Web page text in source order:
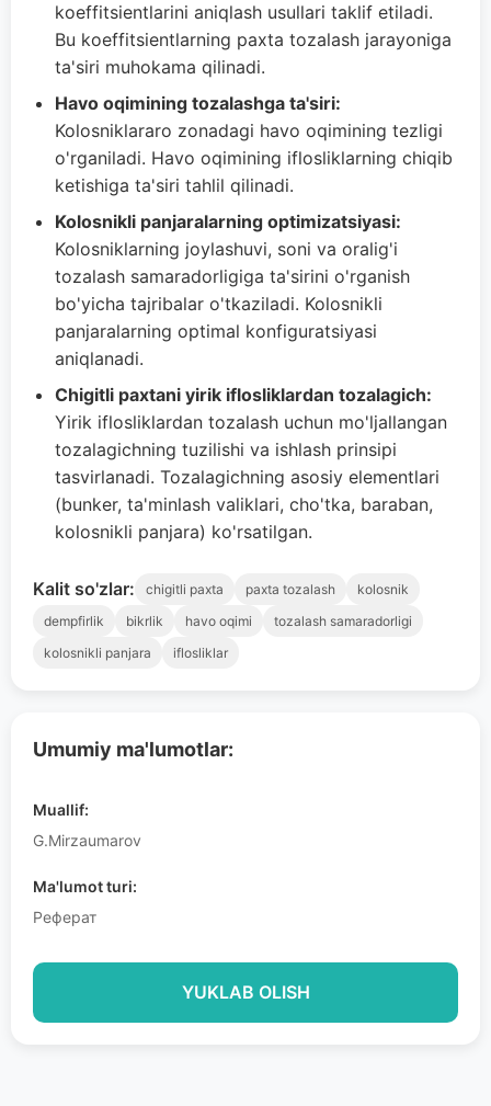
Umumiy ma'lumotlar:
Muallif:
G.Mirzaumarov
Ma'lumot turi:
Реферат
YUKLAB OLISH
koeffitsientlarini aniqlash usullari taklif etiladi.
Bu koeffitsientlarning paxta tozalash jarayoniga
ta'siri muhokama qilinadi.
Havo oqimining tozalashga ta'siri:
Kolosniklararo zonadagi havo oqimining tezligi
o'rganiladi. Havo oqimining iflosliklarning chiqib
ketishiga ta'siri tahlil qilinadi.
Kolosnikli panjaralarning optimizatsiyasi:
Kolosniklarning joylashuvi, soni va oralig'i
tozalash samaradorligiga ta'sirini o'rganish
bo'yicha tajribalar o'tkaziladi. Kolosnikli
panjaralarning optimal konfiguratsiyasi
aniqlanadi.
Chigitli paxtani yirik iflosliklardan tozalagich:
Yirik iflosliklardan tozalash uchun mo'ljallangan
tozalagichning tuzilishi va ishlash prinsipi
tasvirlanadi. Tozalagichning asosiy elementlari
(bunker, ta'minlash valiklari, cho'tka, baraban,
kolosnikli panjara) ko'rsatilgan.
Kalit so'zlar: chigitli paxta paxta tozalash
kolosnik
dempfirlik
bikrlik havo oqimi
tozalash samaradorligi
kolosnikli panjara
iflosliklar